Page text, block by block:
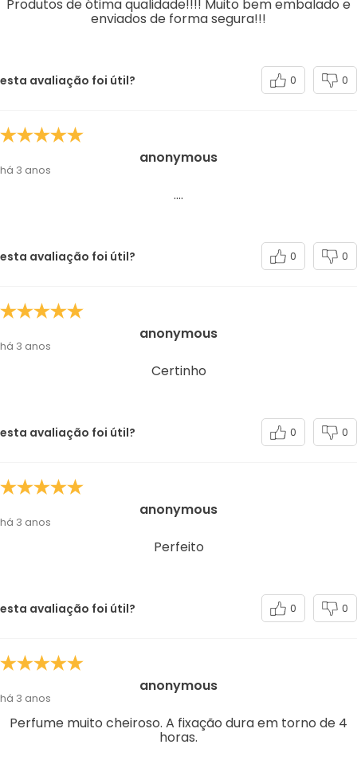
Produtos de ótima qualidade!!!! Muito bem embalado e
enviados de forma segura!!!
esta avaliação foi útil? 0 0
anonymous
há 3 anos
....
esta avaliação foi útil? 0 0
anonymous
há 3 anos
Certinho
esta avaliação foi útil? 0 0
anonymous
há 3 anos
Perfeito
esta avaliação foi útil? 0 0
anonymous
há 3 anos
Perfume muito cheiroso. A fixação dura em torno de 4
horas.